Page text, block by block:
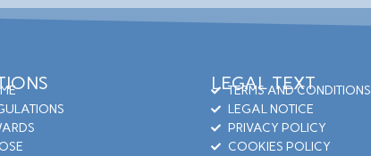
LEGAL TEXT
TERMS AND CONDITIONS
LEGAL NOTICE
PRIVACY POLICY
COOKIES POLICY